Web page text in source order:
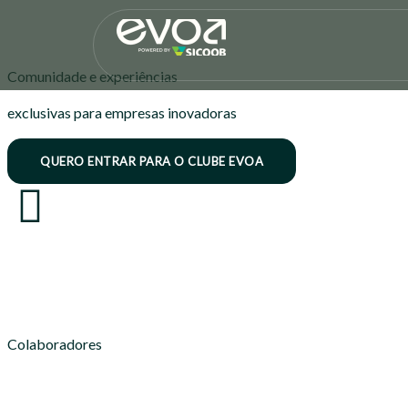
Comunidade e experiências
exclusivas para empresas inovadoras
QUERO ENTRAR PARA O CLUBE EVOA
Colaboradores